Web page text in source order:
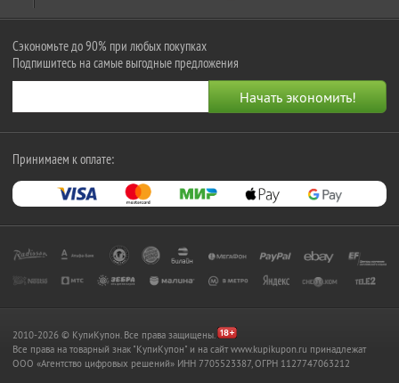
Сэкономьте до 90% при любых покупках
Подпишитесь на самые выгодные предложения
Принимаем к оплате:
2010-2026 © КупиКупон. Все права защищены.
Все права на товарный знак "КупиКупон" и на сайт www.kupikupon.ru принадлежат
OOO «Агентство цифровых решений» ИНН 7705523387, ОГРН 1127747063212